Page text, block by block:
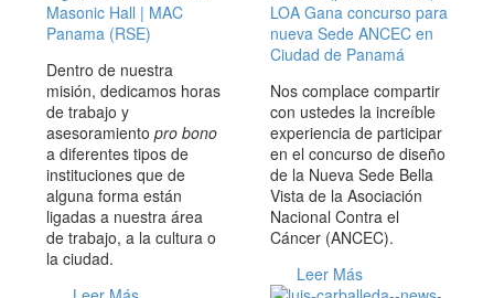
Masonic Hall | MAC
Panama (RSE)
Dentro de nuestra
misión, dedicamos horas
de trabajo y
asesoramiento pro bono
a diferentes tipos de
instituciones que de
alguna forma están
ligadas a nuestra área
de trabajo, a la cultura o
la ciudad.
LOA Gana concurso para
nueva Sede ANCEC en
Ciudad de Panamá
Nos complace compartir
con ustedes la increíble
experiencia de participar
en el concurso de diseño
de la Nueva Sede Bella
Vista de la Asociación
Nacional Contra el
Cáncer (ANCEC).
Leer Más